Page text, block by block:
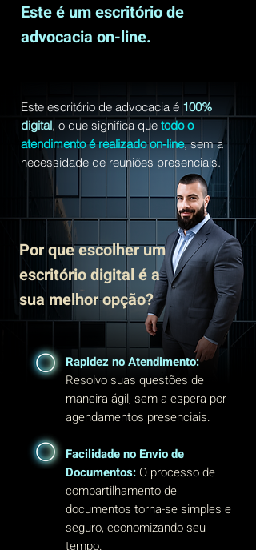
Este é um escritório de
advocacia on-line.
Este escritório de advocacia é 100%
digital, o que significa quetodo o
atendimento é realizado on-line, sem a
necessidade de reuniões presenciais.
Por que escolher um
escritório digital é a
sua melhor opção?
Rapidez no Atendimento:
Resolvo suas questões de
maneira ágil, sem a espera por
agendamentos presenciais.
Facilidade no Envio de
Documentos: O processo de
compartilhamento de
documentos torna-se simples e
seguro, economizando seu
tempo.